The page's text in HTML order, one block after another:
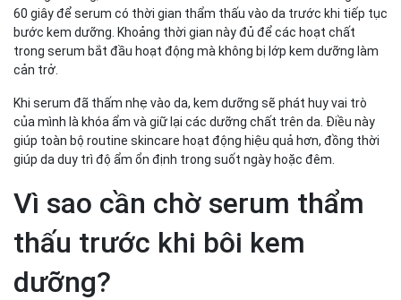
60 giây để serum có thời gian thẩm thấu vào da trước khi tiếp tục
bước kem dưỡng. Khoảng thời gian này đủ để các hoạt chất
trong serum bắt đầu hoạt động mà không bị lớp kem dưỡng làm
cản trở.
Khi serum đã thấm nhẹ vào da, kem dưỡng sẽ phát huy vai trò
của mình là khóa ẩm và giữ lại các dưỡng chất trên da. Điều này
giúp toàn bộ routine skincare hoạt động hiệu quả hơn, đồng thời
giúp da duy trì độ ẩm ổn định trong suốt ngày hoặc đêm.
Vì sao cần chờ serum thẩm
thấu trước khi bôi kem
dưỡng?